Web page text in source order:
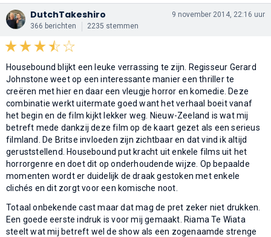
DutchTakeshiro
366 berichten 2235 stemmen
9 november 2014, 22:16 uur
Housebound blijkt een leuke verrassing te zijn. Regisseur Gerard
Johnstone weet op een interessante manier een thriller te
creëren met hier en daar een vleugje horror en komedie. Deze
combinatie werkt uitermate goed want het verhaal boeit vanaf
het begin en de film kijkt lekker weg. Nieuw-Zeeland is wat mij
betreft mede dankzij deze film op de kaart gezet als een serieus
filmland. De Britse invloeden zijn zichtbaar en dat vind ik altijd
geruststellend. Housebound put kracht uit enkele films uit het
horrorgenre en doet dit op onderhoudende wijze. Op bepaalde
momenten wordt er duidelijk de draak gestoken met enkele
clichés en dit zorgt voor een komische noot.
Totaal onbekende cast maar dat mag de pret zeker niet drukken.
Een goede eerste indruk is voor mij gemaakt. Riama Te Wiata
steelt wat mij betreft wel de show als een zogenaamde strenge